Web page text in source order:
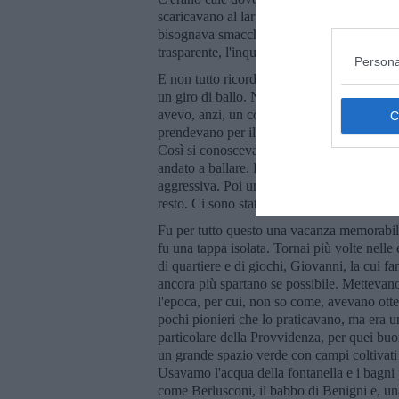
scaricavano al largo, in uscita dal porto di
bisognava smacchiarsi i piedi e a volte il
trasparente, l'inquinamento. È bene non
E non tutto ricordo con soddisfazione. A
un giro di ballo. Non sapevo, mi
avevo, anzi, un convincimento
prendevano per il culo. Feci compagnia al
Così si conoscevano le ragazze, era
andato a ballare. Ho sempre avuto
aggressiva. Poi un aristocratico, altezzoso
resto. Ci sono stato male.
Fu per tutto questo una vacanza
fu una tappa isolata. Tornai più volte
di quartiere e di giochi, Giovanni, la cui
ancora più spartano se possibile.
l'epoca, per cui, non so come, avevano
pochi pionieri che lo praticavano, ma era
particolare della Provvidenza, per quei
un grande spazio verde con campi
Usavamo l'acqua della fontanella e i
come Berlusconi, il babbo di Benigni e,